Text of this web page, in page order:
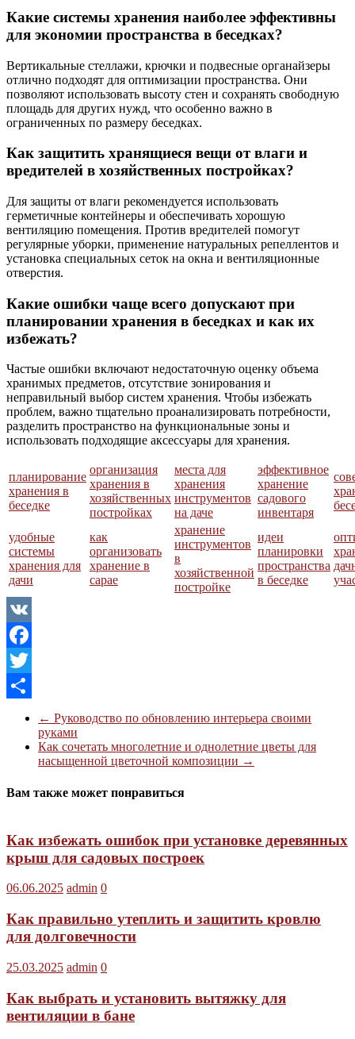
Какие системы хранения наиболее эффективны
для экономии пространства в беседках?
Вертикальные стеллажи, крючки и подвесные органайзеры
отлично подходят для оптимизации пространства. Они
позволяют использовать высоту стен и сохранять свободную
площадь для других нужд, что особенно важно в
ограниченных по размеру беседках.
Как защитить хранящиеся вещи от влаги и
вредителей в хозяйственных постройках?
Для защиты от влаги рекомендуется использовать
герметичные контейнеры и обеспечивать хорошую
вентиляцию помещения. Против вредителей помогут
регулярные уборки, применение натуральных репеллентов и
установка специальных сеток на окна и вентиляционные
отверстия.
Какие ошибки чаще всего допускают при
планировании хранения в беседках и как их
избежать?
Частые ошибки включают недостаточную оценку объема
хранимых предметов, отсутствие зонирования и
неправильный выбор систем хранения. Чтобы избежать
проблем, важно тщательно проанализировать потребности,
разделить пространство на функциональные зоны и
использовать подходящие аксессуары для хранения.
планирование
хранения в
беседке
организация
хранения в
хозяйственных
постройках
места для
хранения
инструментов
на даче
эффективное
хранение
садового
инвентаря
удобные
системы
хранения для
дачи
как
организовать
хранение в
сарае
хранение
инструментов
в
хозяйственной
постройке
идеи
планировки
пространства
в беседке
VK
Facebook
Twitter
Отправить
← Руководство по обновлению интерьера своими
руками
Как сочетать многолетние и однолетние цветы для
насыщенной цветочной композиции →
Вам также может понравиться
Как избежать ошибок при установке деревянных
крыш для садовых построек
06.06.2025 admin 0
Как правильно утеплить и защитить кровлю
для долговечности
25.03.2025 admin 0
Как выбрать и установить вытяжку для
вентиляции в бане